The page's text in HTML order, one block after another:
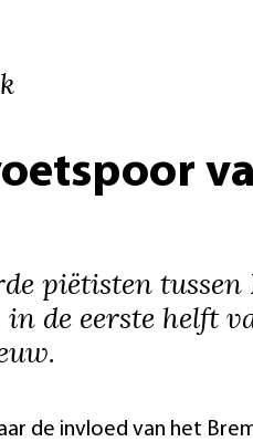
piëtisten tussen
in de eerste helft
de invloed van het